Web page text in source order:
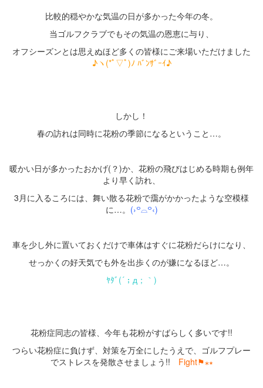
比較的穏やかな気温の日が多かった今年の冬。
当ゴルフクラブでもその気温の恩恵に与り、
オフシーズンとは思えぬほど多くの皆様にご来場いただけました
♪ヽ(*ﾟ▽ﾟ)ﾉ ﾊﾞﾝｻﾞｰｲ♪
しかし！
春の訪れは同時に花粉の季節になるということ…。
暖かい日が多かったおかげ(？)か、花粉の飛びはじめる時期も例年
より早く訪れ、
3月に入るころには、舞い散る花粉で靄がかかったような空模様
に…。 (›꒪⌓︎꒪‹)
車を少し外に置いておくだけで車体はすぐに花粉だらけになり、
せっかくの好天気でも外を出歩くのが嫌になるほど…。
ﾔﾀﾞ(´；д；｀)
花粉症同志の皆様、今年も花粉がすばらしく多いです!!
つらい花粉症に負けず、対策を万全にしたうえで、ゴルフプレー
でストレスを発散させましょう!! Fight⚑⁎∗